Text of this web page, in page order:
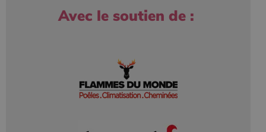
Avec le soutien de :